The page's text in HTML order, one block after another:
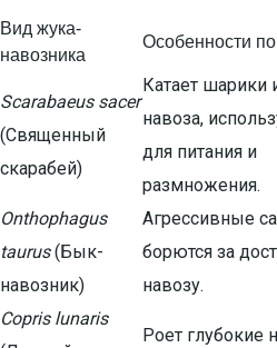
Вид жука-
навозника
Особенности
Scarabaeus sacer
(Священный
скарабей)
Катает шарики
навоза,
для питания и
размножения.
Onthophagus
taurus(Бык-
навозник)
Агрессивные
борются за
навозу.
Copris lunaris
Роет глубокие